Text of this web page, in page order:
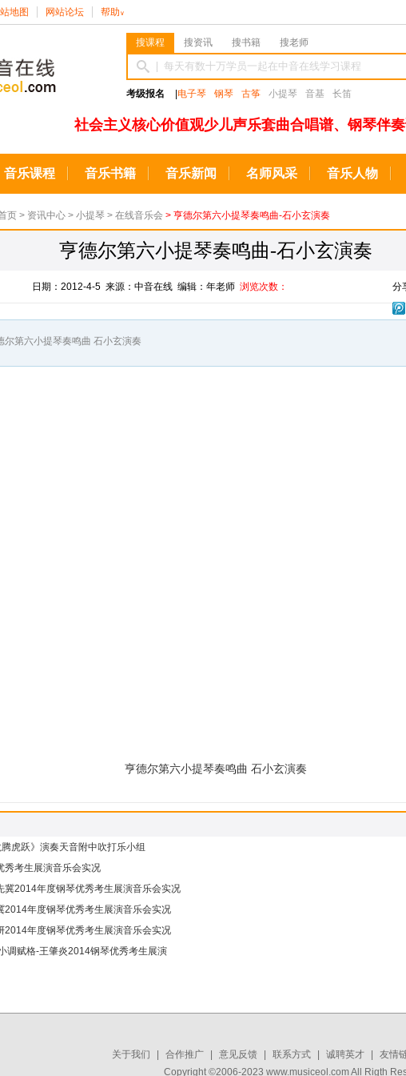
地图 网站论坛 帮助 ∨
搜课程 搜资讯 搜书籍 搜老师
考级报名 电子琴 钢琴 古筝 小提琴 音基 长笛
社会主义核心价值观少儿声乐套曲合唱谱、钢琴伴
音乐课程 音乐书籍 音乐新闻 名师风采 音乐人物
页 > 资讯中心 > 小提琴 > 在线音乐会 > 亨德尔第六小提琴奏鸣曲-石小玄演奏
亨德尔第六小提琴奏鸣曲-石小玄演奏
分
日期：2012-4-5 来源：中音在线 编辑：年老师 浏览次数：
尔第六小提琴奏鸣曲 石小玄演奏
亨德尔第六小提琴奏鸣曲 石小玄演奏
虎跃》演奏天音附中吹打乐小组
秀考生展演音乐会实况
冀2014年度钢琴优秀考生展演音乐会实况
2014年度钢琴优秀考生展演音乐会实况
2014年度钢琴优秀考生展演音乐会实况
调赋格-王肇炎2014钢琴优秀考生展演
关于我们 合作推广 意见反馈 联系方式 诚聘英才 友情
Copyright ©2006-2023 www.musiceol.com All Rigth